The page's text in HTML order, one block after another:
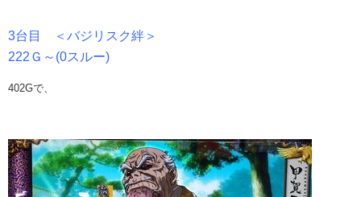
3台目 ＜バジリスク絆＞
222Ｇ～(0スルー)
402Gで、